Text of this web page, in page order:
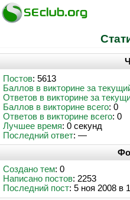
Постов: 5613
Баллов в викторине за
Ответов в викторине за
Баллов в викторине всего: 0
Ответов в викторине всего: 0
Лучшее время: 0 секунд
Последний ответ: —
Создано тем: 0
Написано постов: 2253
Последний пост: 5 ноя 2008 в